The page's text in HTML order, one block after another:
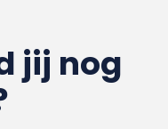
jij nog